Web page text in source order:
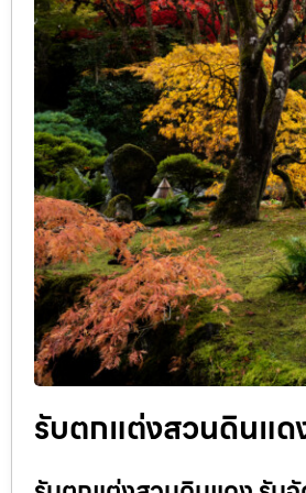
รับตกแต่งสวนดินแ